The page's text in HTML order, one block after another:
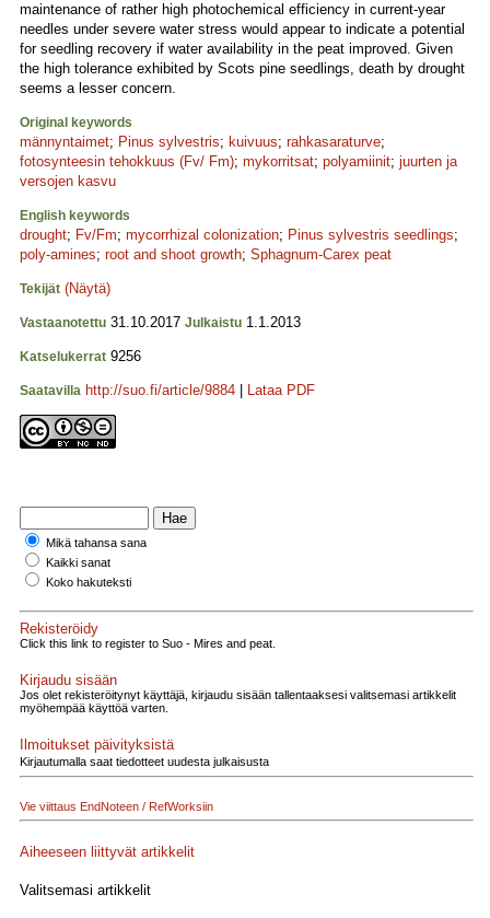
maintenance of rather high photochemical efficiency in current-year
needles under severe water stress would appear to indicate a potential
for seedling recovery if water availability in the peat improved. Given
the high tolerance exhibited by Scots pine seedlings, death by drought
seems a lesser concern.
Original keywords
männyntaimet; Pinus sylvestris; kuivuus; rahkasaraturve;
fotosynteesin tehokkuus (Fv/ Fm); mykorritsat; polyamiinit; juurten ja
versojen kasvu
English keywords
drought; Fv/Fm; mycorrhizal colonization; Pinus sylvestris seedlings;
poly-amines; root and shoot growth; Sphagnum-Carex peat
Tekijät (Näytä)
Vastaanotettu 31.10.2017 Julkaistu 1.1.2013
Katselukerrat 9256
Saatavilla http://suo.fi/article/9884 Lataa PDF
Mikä tahansa sana
Kaikki sanat
Koko hakuteksti
Rekisteröidy
Click this link to register to Suo - Mires and peat.
Kirjaudu sisään
Jos olet rekisteröitynyt käyttäjä, kirjaudu sisään tallentaaksesi valitsemasi artikkelit
myöhempää käyttöä varten.
Ilmoitukset päivityksistä
Kirjautumalla saat tiedotteet uudesta julkaisusta
Vie viittaus EndNoteen / RefWorksiin
Aiheeseen liittyvät artikkelit
Valitsemasi artikkelit